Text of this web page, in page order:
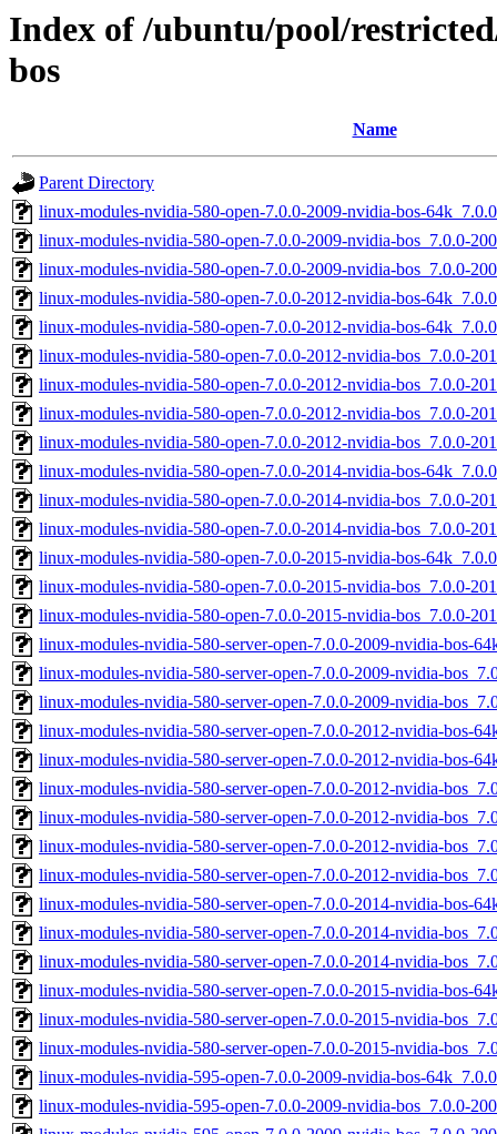
Index of /ubuntu/pool/
bos
Name
Parent Directory
linux-modules-nvidia-580-open-7.0.0-2009-nvidia-bos-
linux-modules-nvidia-580-open-7.0.0-2009-nvidia-bos_7.0.0-
linux-modules-nvidia-580-open-7.0.0-2009-nvidia-bos_7.0.0-
linux-modules-nvidia-580-open-7.0.0-2012-nvidia-bos-
linux-modules-nvidia-580-open-7.0.0-2012-nvidia-bos-
linux-modules-nvidia-580-open-7.0.0-2012-nvidia-bos_7.0.0-
linux-modules-nvidia-580-open-7.0.0-2012-nvidia-bos_7.0.0-
linux-modules-nvidia-580-open-7.0.0-2012-nvidia-bos_7.0.0-
linux-modules-nvidia-580-open-7.0.0-2012-nvidia-bos_7.0.0-
linux-modules-nvidia-580-open-7.0.0-2014-nvidia-bos-
linux-modules-nvidia-580-open-7.0.0-2014-nvidia-bos_7.0.0-
linux-modules-nvidia-580-open-7.0.0-2014-nvidia-bos_7.0.0-
linux-modules-nvidia-580-open-7.0.0-2015-nvidia-bos-
linux-modules-nvidia-580-open-7.0.0-2015-nvidia-bos_7.0.0-
linux-modules-nvidia-580-open-7.0.0-2015-nvidia-bos_7.0.0-
linux-modules-nvidia-580-server-open-7.0.0-2009-nvidia-bos-
linux-modules-nvidia-580-server-open-7.0.0-2009-nvidia-
linux-modules-nvidia-580-server-open-7.0.0-2009-nvidia-
linux-modules-nvidia-580-server-open-7.0.0-2012-nvidia-bos-
linux-modules-nvidia-580-server-open-7.0.0-2012-nvidia-bos-
linux-modules-nvidia-580-server-open-7.0.0-2012-nvidia-
linux-modules-nvidia-580-server-open-7.0.0-2012-nvidia-
linux-modules-nvidia-580-server-open-7.0.0-2012-nvidia-
linux-modules-nvidia-580-server-open-7.0.0-2012-nvidia-
linux-modules-nvidia-580-server-open-7.0.0-2014-nvidia-bos-
linux-modules-nvidia-580-server-open-7.0.0-2014-nvidia-
linux-modules-nvidia-580-server-open-7.0.0-2014-nvidia-
linux-modules-nvidia-580-server-open-7.0.0-2015-nvidia-bos-
linux-modules-nvidia-580-server-open-7.0.0-2015-nvidia-
linux-modules-nvidia-580-server-open-7.0.0-2015-nvidia-
linux-modules-nvidia-595-open-7.0.0-2009-nvidia-bos-
linux-modules-nvidia-595-open-7.0.0-2009-nvidia-bos_7.0.0-